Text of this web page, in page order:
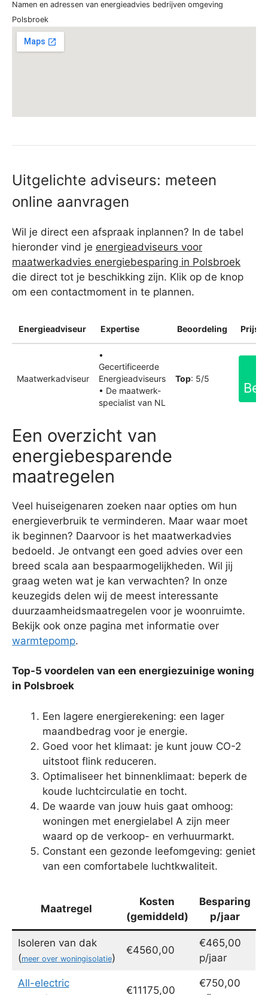
Namen en adressen van energieadvies bedrijven omgeving
Polsbroek
Uitgelichte adviseurs: meteen
online aanvragen
Wil je direct een afspraak inplannen? In de tabel
hieronder vind je energieadviseurs voor
maatwerkadvies energiebesparing in Polsbroek
die direct tot je beschikking zijn. Klik op de knop
om een contactmoment in te plannen.
Energieadviseur Expertise Beoordeling
Maatwerkadviseur
•
Gecertificeerde
Energieadviseurs
• De maatwerk-
specialist van NL
Top: 5/5
Een overzicht van
energiebesparende
maatregelen
Veel huiseigenaren zoeken naar opties om hun
energieverbruik te verminderen. Maar waar moet
ik beginnen? Daarvoor is het maatwerkadvies
bedoeld. Je ontvangt een goed advies over een
breed scala aan bespaarmogelijkheden. Wil jij
graag weten wat je kan verwachten? In onze
keuzegids delen wij de meest interessante
duurzaamheidsmaatregelen voor je woonruimte.
Bekijk ook onze pagina met informatie over
warmtepomp.
Top-5 voordelen van een energiezuinige woning
in Polsbroek
Een lagere energierekening: een lager
maandbedrag voor je energie.
Goed voor het klimaat: je kunt jouw CO-2
uitstoot flink reduceren.
Optimaliseer het binnenklimaat: beperk de
koude luchtcirculatie en tocht.
De waarde van jouw huis gaat omhoog:
woningen met energielabel A zijn meer
waard op de verkoop- en verhuurmarkt.
Constant een gezonde leefomgeving: geniet
van een comfortabele luchtkwaliteit.
Maatregel
Kosten
(gemiddeld)
Besparing
p/jaar
Isoleren van dak
(meer over woningisolatie)
€4560,00
€465,00
p/jaar
All-electric
€11175,00
€750,00